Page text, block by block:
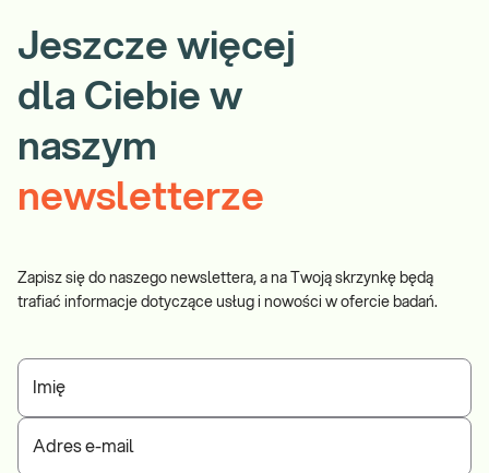
Jeszcze więcej
dla Ciebie w
naszym
newsletterze
Zapisz się do naszego newslettera, a na Twoją skrzynkę będą
trafiać informacje dotyczące usług i nowości w ofercie badań.
Imię
Adres e-mail